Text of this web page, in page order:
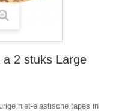
a 2 stuks Large
niet-elastische tapes in